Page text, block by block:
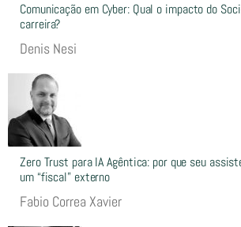
Comunicação em Cyber: Qual o impacto do
carreira?
Denis Nesi
Zero Trust para IA Agêntica: por que seu
um “fiscal” externo
Fabio Correa Xavier